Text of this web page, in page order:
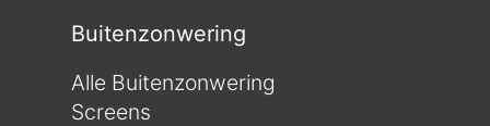
Buitenzonwering
Alle Buitenzonwering
Screens